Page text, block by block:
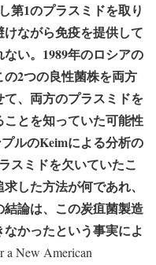
第1のプラスミドを取り
ながら免疫を提供して
い。1989年のロシアの
2つの良性菌株を両方
、両方のプラスミドを
とを知っていた可能性
ルのKeimによる分析の
スミドを欠いていたこ
した方法が何であれ、
論は、この炭疽菌製造
かったという事実によ
a New American